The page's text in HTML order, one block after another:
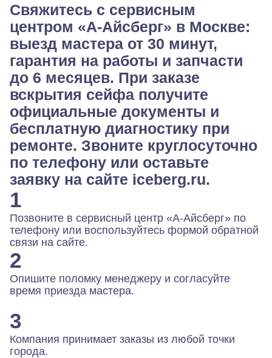
Свяжитесь с сервисным
центром «А-Айсберг» в Москве:
выезд мастера от 30 минут,
гарантия на работы и запчасти
до 6 месяцев. При заказе
вскрытия сейфа получите
официальные документы и
бесплатную диагностику при
ремонте. Звоните круглосуточно
по телефону или оставьте
заявку на сайте iceberg.ru.
1
Позвоните в сервисный центр «А-Айсберг» по
телефону или воспользуйтесь формой обратной
связи на сайте.
2
Опишите поломку менеджеру и согласуйте
время приезда мастера.
3
Компания принимает заказы из любой точки
города.